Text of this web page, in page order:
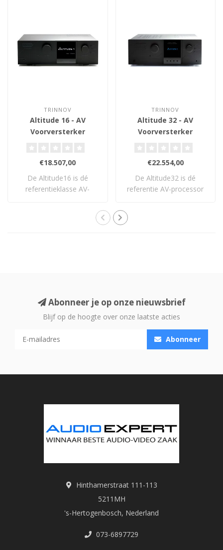
TRINNOV
Altitude 16 - AV
Voorversterker
€18.507,00
De Altitude16 is dé
referentieklasse AV-
TRINNOV
Altitude 32 - AV
Voorversterker
€22.554,00
De Altitude32 is dé
referentie AV-processor
Abonneer je op onze nieuwsbrief
Blijf op de hoogte over onze laatste acties
Abonneer
Hinthamerstraat 111-113
5211MH
's-Hertogenbosch, Nederland
073-6897729